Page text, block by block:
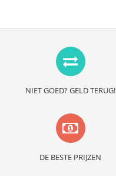
NIET GOED? GELD TERUG!
DE BESTE PRIJZEN